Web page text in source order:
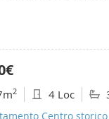
2 4 Loc
Centro storico